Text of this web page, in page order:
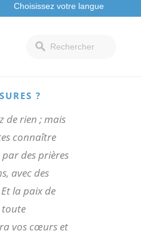
?
de rien ; mais
connaître
par des prières
avec des
la paix de
toute
vos cœurs et